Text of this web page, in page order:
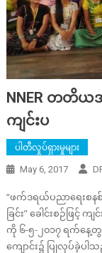
NNER တတိယ
ကျင်းပ
ပါတီလှုပ်ရှားမှုများ
May 6, 2017
“ဖက်ဒရယ်ပညာရေးစန
ခြင်း” ခေါင်းစဉ်ဖြ
ကို ၆-၅-၂၀၁၇ ရက်နေ့တွ
ကျောင်း၌ ပြုလုပ်ခဲ့ပါ